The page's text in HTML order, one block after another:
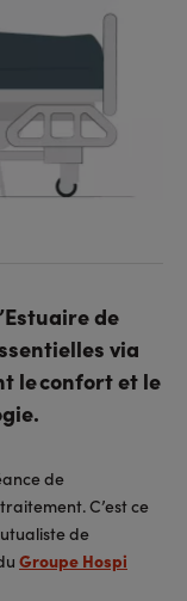
de
via
le confort et le
de
C’est ce
de
Groupe Hospi